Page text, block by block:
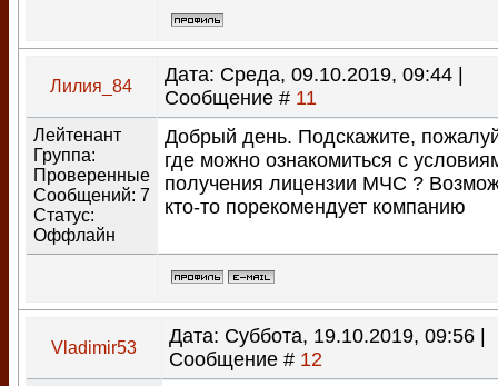
Лилия_84
Дата: Среда, 09.10.2019, 09:44 |
Сообщение # 11
Лейтенант
Группа:
Проверенные
Сообщений: 7
Статус:
Оффлайн
Добрый день. Подскажите,
где можно ознакомиться с
получения лицензии МЧС ?
кто-то порекомендует компанию
Vladimir53
Дата: Суббота, 19.10.2019, 09:56 |
Сообщение # 12